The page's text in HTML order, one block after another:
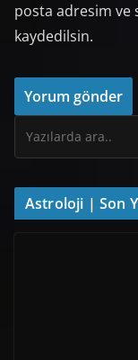
posta adresim ve
kaydedilsin.
Astroloji | Son